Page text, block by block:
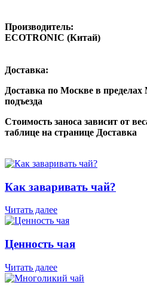
Производитель:
ECOTRONIC (Китай)
Доставка:
Доставка по Москве в
подъезда
Стоимость заноса зависит от
таблице на странице Доставка
Как заваривать чай?
Читать далее
Ценность чая
Читать далее